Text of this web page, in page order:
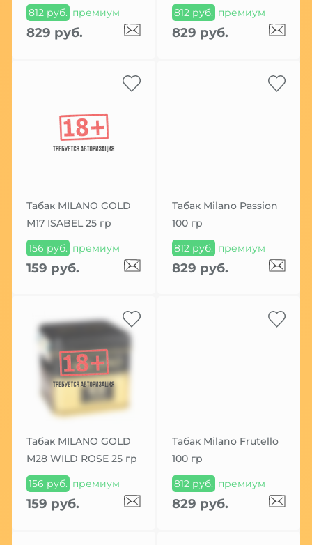
812 руб. премиум
829 руб.
812 руб. премиум
829 руб.
Табак MILANO GOLD
М17 ISABEL 25 гр
156 руб. премиум
159 руб.
Табак Milano Passion
100 гр
812 руб. премиум
829 руб.
Табак MILANO GOLD
М28 WILD ROSE 25 гр
156 руб. премиум
159 руб.
Табак Milano Frutello
100 гр
812 руб. премиум
829 руб.